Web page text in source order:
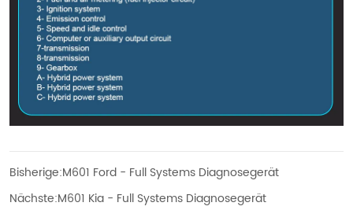
Bisherige:M601 Ford - Full Systems Diagnosegerät
Nächste:M601 Kia - Full Systems Diagnosegerät